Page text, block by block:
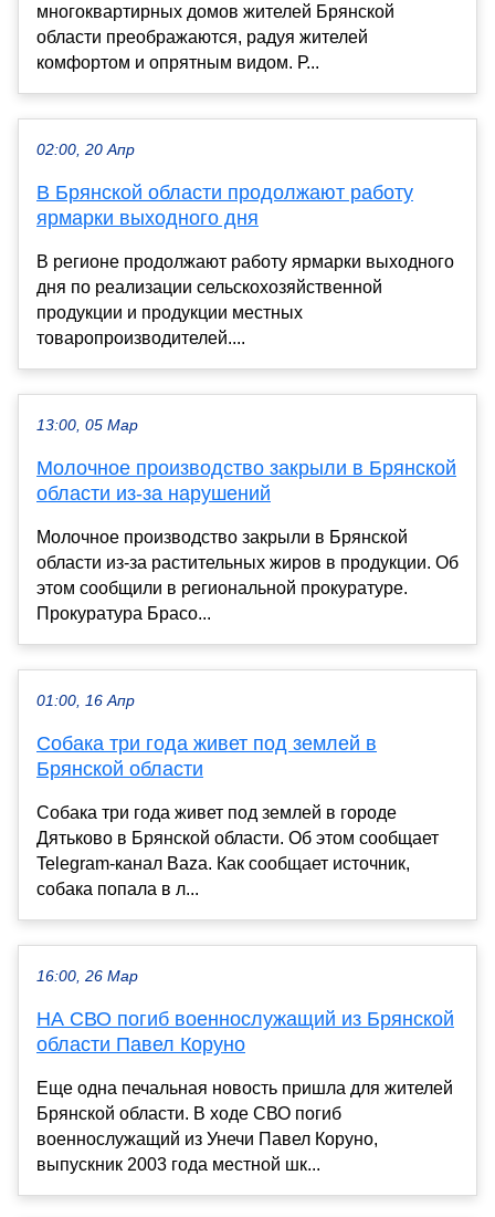
многоквартирных домов жителей Брянской
области преображаются, радуя жителей
комфортом и опрятным видом. Р...
02:00, 20 Апр
В Брянской области продолжают работу
ярмарки выходного дня
В регионе продолжают работу ярмарки выходного
дня по реализации сельскохозяйственной
продукции и продукции местных
товаропроизводителей....
13:00, 05 Мар
Молочное производство закрыли в Брянской
области из-за нарушений
Молочное производство закрыли в Брянской
области из-за растительных жиров в продукции. Об
этом сообщили в региональной прокуратуре.
Прокуратура Брасо...
01:00, 16 Апр
Собака три года живет под землей в
Брянской области
Собака три года живет под землей в городе
Дятьково в Брянской области. Об этом сообщает
Telegram-канал Baza. Как сообщает источник,
собака попала в л...
16:00, 26 Мар
НА СВО погиб военнослужащий из Брянской
области Павел Коруно
Еще одна печальная новость пришла для жителей
Брянской области. В ходе СВО погиб
военнослужащий из Унечи Павел Коруно,
выпускник 2003 года местной шк...